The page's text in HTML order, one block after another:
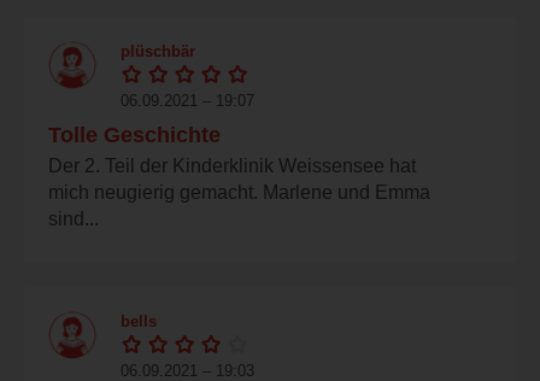
plüschbär
06.09.2021 – 19:07
Tolle Geschichte
Der 2. Teil der Kinderklinik Weissensee hat
mich neugierig gemacht. Marlene und Emma
sind...
bells
06.09.2021 – 19:03